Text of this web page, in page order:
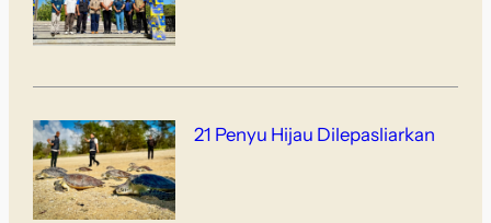
21 Penyu Hijau Dilepasliarkan